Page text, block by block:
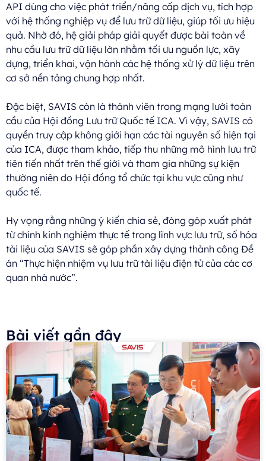
API dùng cho việc phát triển/nâng cấp dịch vụ, tích hợp
với hệ thống nghiệp vụ để lưu trữ dữ liệu, giúp tối ưu hiệu
quả. Nhờ đó, hệ giải pháp giải quyết được bài toàn về
nhu cầu lưu trữ dữ liệu lớn nhằm tối ưu nguồn lực, xây
dựng, triển khai, vận hành các hệ thống xử lý dữ liệu trên
cơ sở nền tảng chung hợp nhất.
Đặc biệt, SAVIS còn là thành viên trong mạng lưới toàn
cầu của Hội đồng Lưu trữ Quốc tế ICA. Vì vậy, SAVIS có
quyền truy cập không giới hạn các tài nguyên số hiện tại
của ICA, được tham khảo, tiếp thu những mô hình lưu trữ
tiên tiến nhất trên thế giới và tham gia những sự kiện
thường niên do Hội đồng tổ chức tại khu vực cũng như
quốc tế.
Hy vọng rằng những ý kiến chia sẻ, đóng góp xuất phát
từ chính kinh nghiệm thực tế trong lĩnh vực lưu trữ, số hóa
tài liệu của SAVIS sẽ góp phần xây dựng thành công Đề
án “Thực hiện nhiệm vụ lưu trữ tài liệu điện tử của các cơ
quan nhà nước”.
Bài viết gần đây